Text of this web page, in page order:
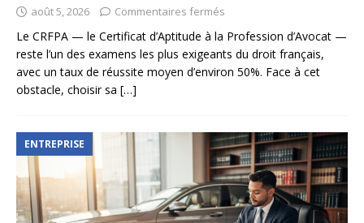
août 5, 2026 Commentaires fermés
Le CRFPA — le Certificat d’Aptitude à la Profession d’Avocat —
reste l’un des examens les plus exigeants du droit français,
avec un taux de réussite moyen d’environ 50%. Face à cet
obstacle, choisir sa […]
ENTREPRISE